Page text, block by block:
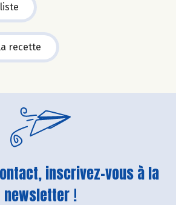
recette
inscrivez-vous à la
newsletter !